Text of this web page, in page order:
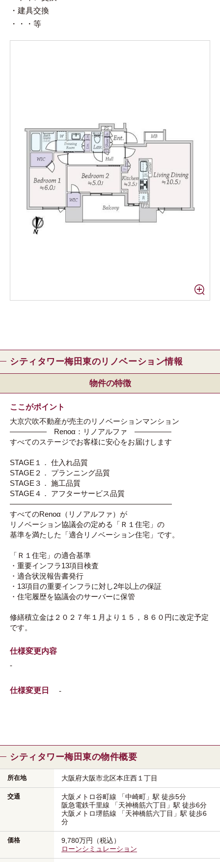
・建具交換
・・・等
シティタワー梅田東のリノベーション情報
物件の特徴
ここがポイント
大京穴吹不動産が売主のリノベーションマンション
――――― Renoα：リノアルファ ―――――
すべてのステージでお客様に安心をお届けします
STAGE１． 仕入れ品質
STAGE２． プランニング品質
STAGE３． 施工品質
STAGE４． アフターサービス品質
――――――――――――――――――――――
すべてのRenoα（リノアルファ）が
リノベーション協議会の定める「Ｒ１住宅」の
基準を満たした「適合リノベーション住宅」です。
「Ｒ１住宅」の適合基準
・重要インフラ13項目検査
・適合状況報告書発行
・13項目の重要インフラに対し2年以上の保証
・住宅履歴を協議会のサーバーに保管
修繕積立金は２０２７年１月より１５，８６０円に改定予定
です。
仕様変更内容
-
仕様変更日 -
シティタワー梅田東の物件概要
所在地 大阪府大阪市北区本庄西１丁目
交通 大阪メトロ谷町線 「中崎町」駅 徒歩5分
阪急電鉄千里線
「天神橋筋六丁目」駅 徒歩6分
大阪メトロ堺筋線
「天神橋筋六丁目」駅 徒歩6
分
価格
9,780万円（税込）
ローンシミュレーション